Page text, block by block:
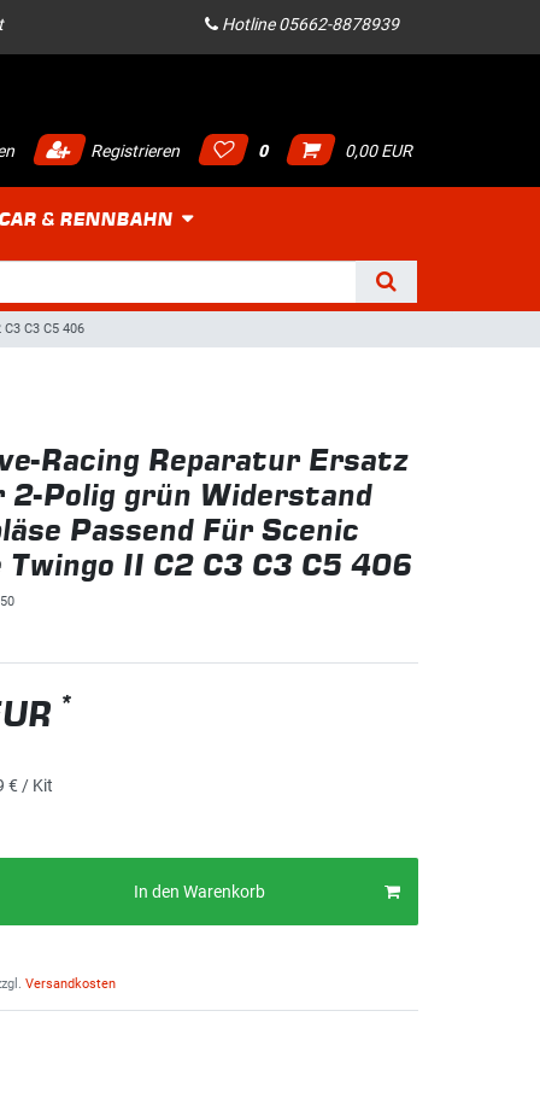
Hotline 05662-8878939
Registrieren 0 0,00 EUR
& RENNBAHN
C3 C5 406
Racing Reparatur Ersatz
2-Polig grün Widerstand
Passend Für Scenic
Twingo II C2 C3 C3 C5 406
*
€ / Kit
In den Warenkorb
Versandkosten